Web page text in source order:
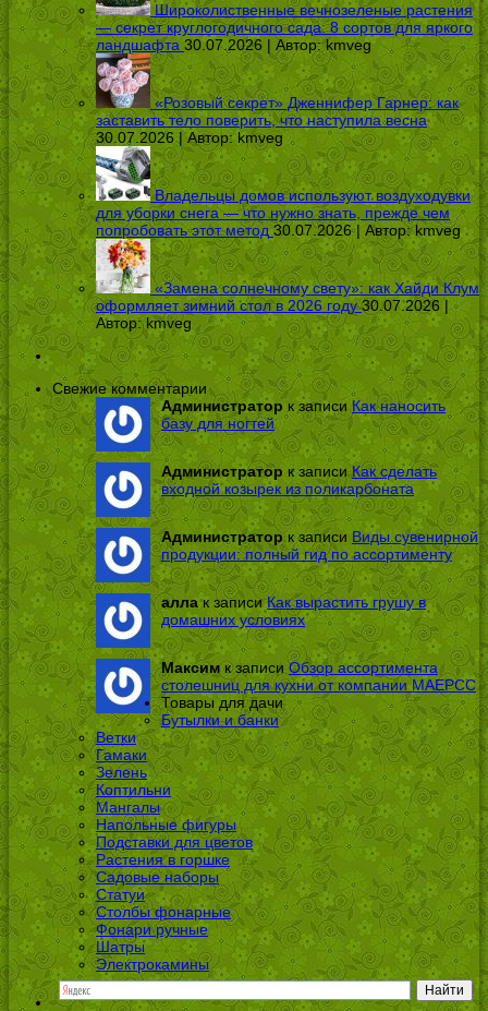
Широколиственные вечнозеленые растения
— секрет круглогодичного сада: 8 сортов для яркого
ландшафта 30.07.2026 | Автор:kmveg
«Розовый секрет» Дженнифер Гарнер: как
заставить тело поверить, что наступила весна
30.07.2026 | Автор:kmveg
Владельцы домов используют воздуходувки
для уборки снега — что нужно знать, прежде чем
попробовать этот метод 30.07.2026 | Автор:kmveg
«Замена солнечному свету»: как Хайди Клум
оформляет зимний стол в 2026 году 30.07.2026 |
Автор:kmveg
Свежие комментарии
Администратор к записиКак наносить
базу для ногтей
Администратор к записи Как сделать
входной козырек из поликарбоната
Администраторк записи Виды сувенирной
продукции: полный гид по ассортименту
аллак записиКак вырастить грушу в
домашних условиях
Максимк записи Обзор ассортимента
столешниц для кухни от компании МАЕРСС
Товары для дачи
Бутылки и банки
Ветки
Гамаки
Зелень
Коптильни
Мангалы
Напольные фигуры
Подставки для цветов
Растения в горшке
Садовые наборы
Статуи
Столбы фонарные
Фонари ручные
Шатры
Электрокамины